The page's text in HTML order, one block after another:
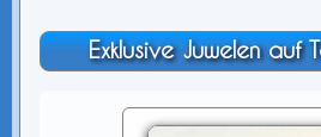
Exklusive Juwelen auf